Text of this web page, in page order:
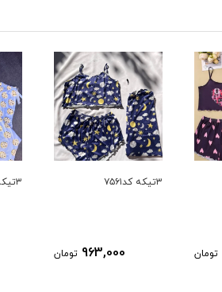
تومان
۳تیکه کد۷۵۶۱
963,000 تومان
۳تیکه کد۷۵۶۰